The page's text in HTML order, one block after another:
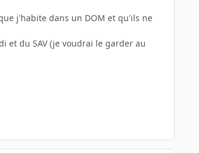
j'habite dans un DOM et qu'ils ne
et du SAV (je voudrai le garder au